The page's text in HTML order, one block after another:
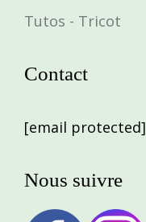
Tutos - Tricot
Contact
[email protected]
Nous suivre